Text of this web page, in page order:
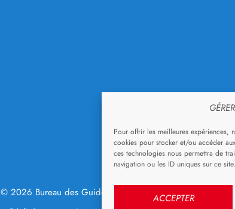
Pour offrir les meilleures expériences,
cookies pour stocker et/ou accéder
ces technologies nous permettra de
navigation ou les ID uniques sur ce site.
ACCEPTER
© 2026 Bureau des Guides Savoie Maurienne.